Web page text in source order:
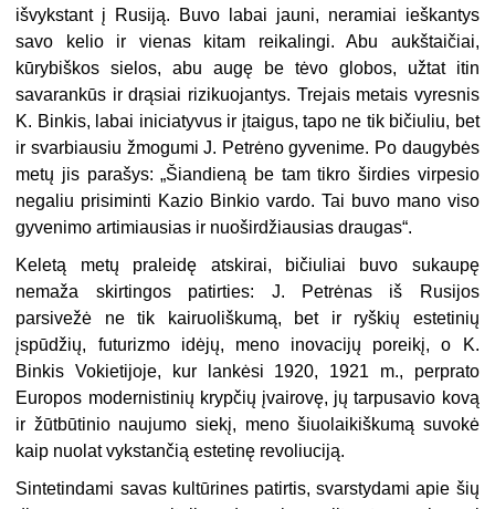
išvykstant į Rusiją. Buvo labai jauni, neramiai ieškantys
savo kelio ir vienas kitam reikalingi. Abu aukštaičiai,
kūrybiškos sielos, abu augę be tėvo globos, užtat itin
savarankūs ir drąsiai rizikuojantys. Trejais metais vyresnis
K. Binkis, labai iniciatyvus ir įtaigus, tapo ne tik bičiuliu, bet
ir svarbiausiu žmogumi J. Petrėno gyvenime. Po daugybės
metų jis parašys: „Šiandieną be tam tikro širdies virpesio
negaliu prisiminti Kazio Binkio vardo. Tai buvo mano viso
gyvenimo artimiausias ir nuoširdžiausias draugas“.
Keletą metų praleidę atskirai, bičiuliai buvo sukaupę
nemaža skirtingos patirties: J. Petrėnas iš Rusijos
parsivežė ne tik kairuoliškumą, bet ir ryškių estetinių
įspūdžių, futurizmo idėjų, meno inovacijų poreikį, o K.
Binkis Vokietijoje, kur lankėsi 1920, 1921 m., perprato
Europos modernistinių krypčių įvairovę, jų tarpusavio kovą
ir žūtbūtinio naujumo siekį, meno šiuolaikiškumą suvokė
kaip nuolat vykstančią estetinę revoliuciją.
Sintetindami savas kultūrines patirtis, svarstydami apie šių